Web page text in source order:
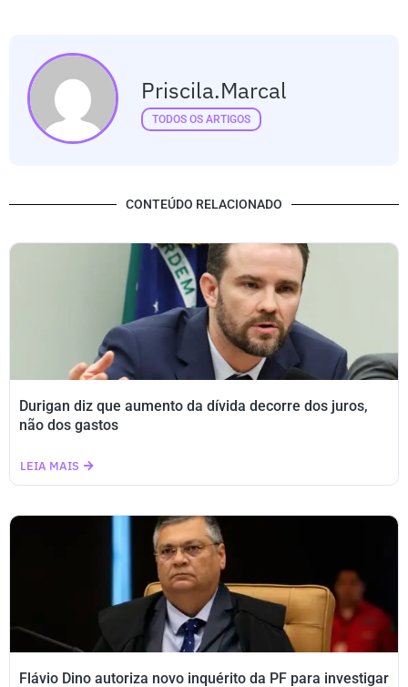
Priscila.marcal
TODOS OS ARTIGOS
CONTEÚDO RELACIONADO
Durigan diz que aumento da dívida decorre dos juros,
não dos gastos
LEIA MAIS
Flávio Dino autoriza novo inquérito da PF para investigar